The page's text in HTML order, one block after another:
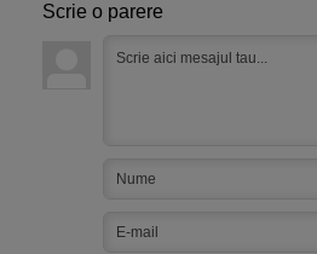
Scrie o parere